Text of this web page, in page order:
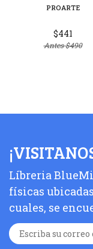
PROARTE
$441
Antes$490
Líbreria
físicas
cuales, se